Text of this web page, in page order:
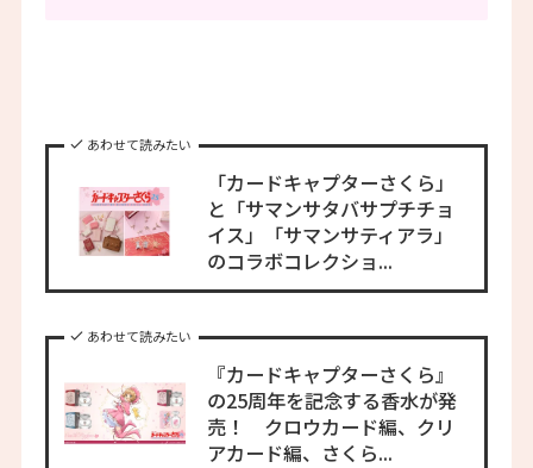
あわせて読みたい
「カードキャプターさくら」
と「サマンサタバサプチチョ
イス」「サマンサティアラ」
のコラボコレクショ...
あわせて読みたい
『カードキャプターさくら』
の25周年を記念する香水が発
売！ クロウカード編、クリ
アカード編、さくら...